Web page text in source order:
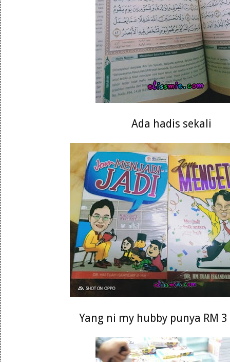
Ada hadis sekali
Yang ni my hubby punya RM